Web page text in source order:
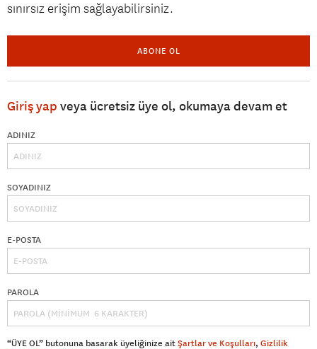
sınırsız erişim sağlayabilirsiniz.
ABONE OL
Giriş yap veya ücretsiz üye ol, okumaya devam et
ADINIZ
SOYADINIZ
E-POSTA
PAROLA
“ÜYE OL” butonuna basarak üyeliğinize aitŞartlar ve Koşulları, Gizlilik